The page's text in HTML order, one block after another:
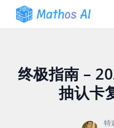
终极指南 –
抽认卡
特